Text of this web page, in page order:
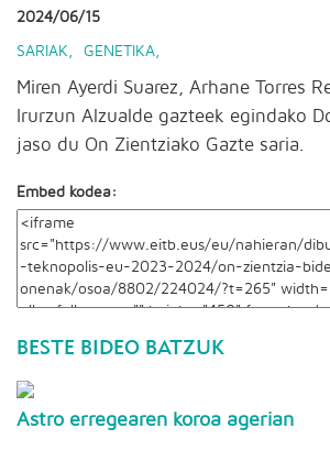
2024/06/15
SARIAK GENETIKA
Miren Ayerdi Suarez, Arhane Torres
Irurzun Alzualde gazteek egindako
jaso du On Zientziako Gazte saria.
Embed kodea:
BESTE BIDEO BATZUK
Astro erregearen koroa agerian